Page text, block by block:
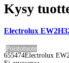
Kysy
Electrolux
Poistotuote
655474Electrolux